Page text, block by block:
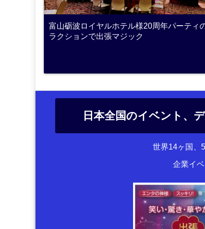
富山砺波ロイヤルホテル様20周年パーティ
ラクションで出張マジック
日本全国のイベント、
世界14ヶ国、
企業イ